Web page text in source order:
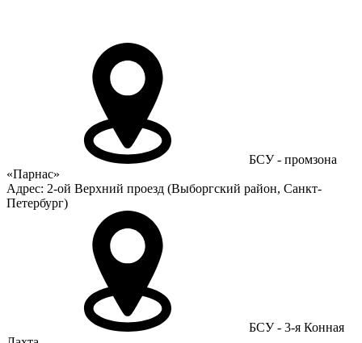
БСУ - промзона
«Парнас»
Адрес: 2-ой Верхний проезд (Выборгский район, Санкт-
Петербург)
БСУ - 3-я Конная